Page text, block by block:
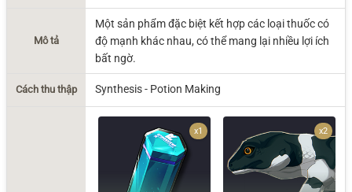
Mô tả
Một sản phẩm đặc biệt kết hợp các loại thuốc có
độ mạnh khác nhau, có thể mang lại nhiều lợi ích
bất ngờ.
Cách thu thập Synthesis - Potion Making
x1 x2